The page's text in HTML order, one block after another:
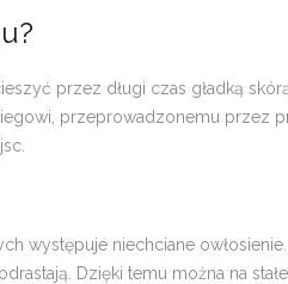
przez długi czas gładką
przeprowadzonemu przez
występuje niechciane
Dzięki temu można na